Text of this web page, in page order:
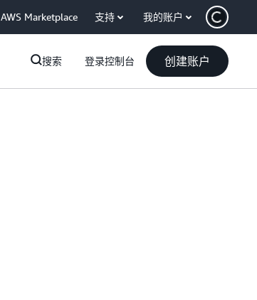
AWS Marketplace 支持 我的账户
搜索 登录控制台 创建账户